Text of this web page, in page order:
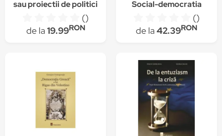
sau proiectii de politici
publice? Programele
electorale ale
partidelor romanesti
()
de la19.99RON
Social-democratia
rusa dupa 1921 - Andre
()
de la42.39RON